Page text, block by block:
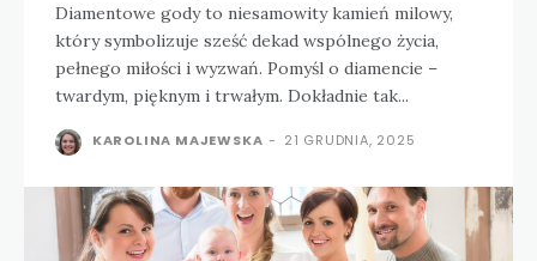
Diamentowe gody to niesamowity kamień milowy,
który symbolizuje sześć dekad wspólnego życia,
pełnego miłości i wyzwań. Pomyśl o diamencie –
twardym, pięknym i trwałym. Dokładnie tak...
KAROLINA MAJEWSKA - 21 GRUDNIA, 2025